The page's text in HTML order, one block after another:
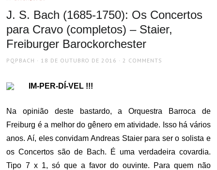
J. S. Bach (1685-1750): Os Concertos
para Cravo (completos) – Staier,
Freiburger Barockorchester
AUTHOR
PQPBACH
POSTED
18 DE OUTUBRO DE 2016 2 COMMENTS
IM-PER-DÍ-VEL !!!
Na opinião deste bastardo, a Orquestra Barroca de
Freiburg é a melhor do gênero em atividade. Isso há vários
anos. Aí, eles convidam Andreas Staier para ser o solista e
os Concertos são de Bach. É uma verdadeira covardia.
Tipo 7 x 1, só que a favor do ouvinte. Para quem não